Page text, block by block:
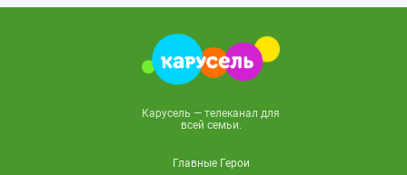
Карусель — телеканал для
всей семьи.
Главные Герои